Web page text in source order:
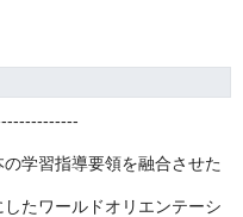
学習指導要領を融合させた
したワールドオリエンテーシ